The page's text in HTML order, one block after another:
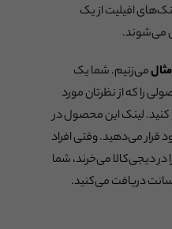
افیلیت از یک
می‌شوند.
مثالمی‌زنیم. شما یک
را که از نظرتان مورد
کنید. لینک این محصول در
قرار می‌دهید. وقتی افراد
در دیجی‌کالا می‌خرند، شما
دریافت می‌کنید.